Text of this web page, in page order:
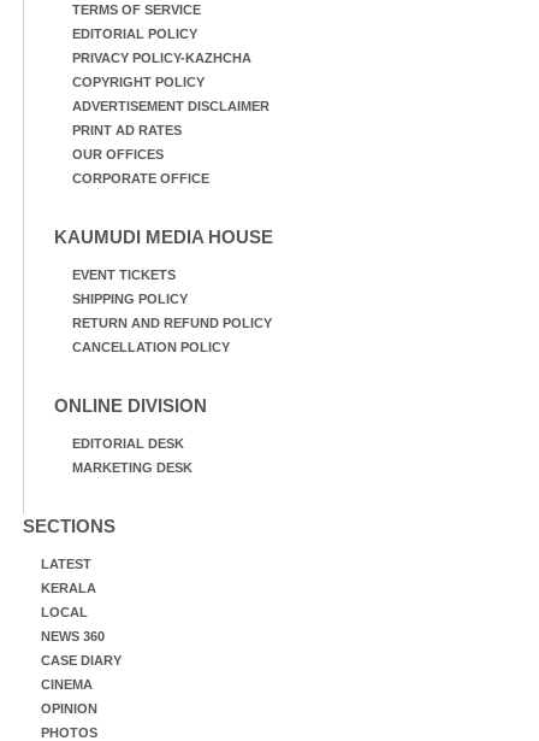
TERMS OF SERVICE
EDITORIAL POLICY
PRIVACY POLICY-KAZHCHA
COPYRIGHT POLICY
ADVERTISEMENT DISCLAIMER
PRINT AD RATES
OUR OFFICES
CORPORATE OFFICE
KAUMUDI MEDIA HOUSE
EVENT TICKETS
SHIPPING POLICY
RETURN AND REFUND POLICY
CANCELLATION POLICY
ONLINE DIVISION
EDITORIAL DESK
MARKETING DESK
SECTIONS
LATEST
KERALA
LOCAL
NEWS 360
CASE DIARY
CINEMA
OPINION
PHOTOS